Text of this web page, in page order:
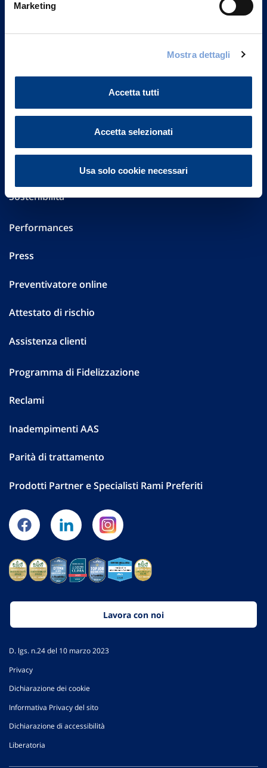
Marketing
Mostra dettagli
Accetta tutti
Accetta selezionati
Usa solo cookie necessari
Vittoria Assicurazioni S.p.A.
Governance
Altre informazioni
Sostenibilità
Performances
Press
Preventivatore online
Attestato di rischio
Assistenza clienti
Programma di Fidelizzazione
Reclami
Inadempimenti AAS
Parità di trattamento
Prodotti Partner e Specialisti Rami Preferiti
Lavora con noi
D. lgs. n.24 del 10 marzo 2023
Privacy
Dichiarazione dei cookie
Informativa Privacy del sito
Dichiarazione di accessibilità
Liberatoria